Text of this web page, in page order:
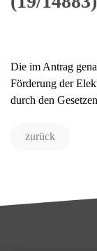
Die im Antrag
Förderung der
durch den
zurück